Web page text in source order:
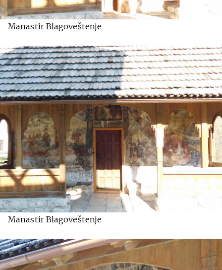
Manastir Blagoveštenje
Manastir Blagoveštenje